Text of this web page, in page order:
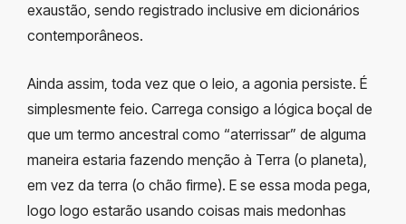
exaustão, sendo registrado inclusive em dicionários
contemporâneos.
Ainda assim, toda vez que o leio, a agonia persiste. É
simplesmente feio. Carrega consigo a lógica boçal de
que um termo ancestral como “aterrissar” de alguma
maneira estaria fazendo menção à Terra (o planeta),
em vez da terra (o chão firme). E se essa moda pega,
logo logo estarão usando coisas mais medonhas